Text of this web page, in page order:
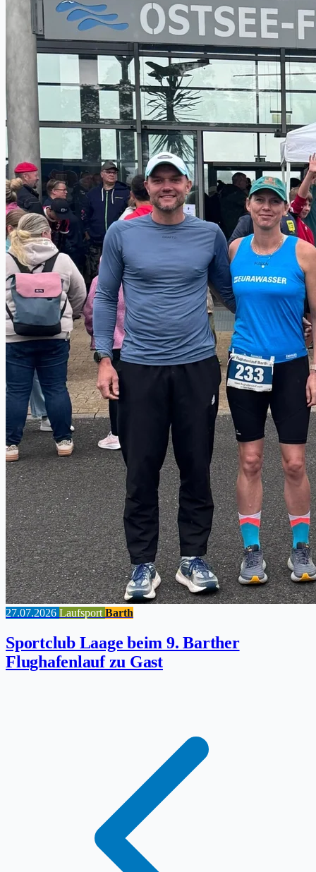
27.07.2026 Laufsport Barth
Sportclub Laage beim 9. Barther
Flughafenlauf zu Gast